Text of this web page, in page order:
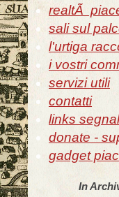
realtÃ
sali sul
l'urtiga
i vostri
servizi utili
contatti
links
donate -
gadget
In